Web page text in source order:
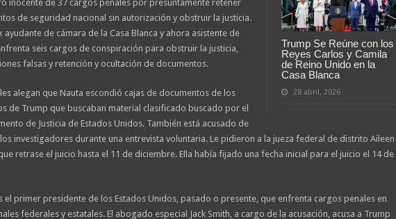
Trump Se Reúne con los
Reyes Carlos y Camila
de Reino Unido en la
Casa Blanca
28 abril, 2026
inocente de 37 cargos penales por presuntamente retener
de seguridad nacional sin autorización y obstruir la justicia.
ayudante de cámara de la Casa Blanca y ahora asistente de
seis cargos de conspiración para obstruir la justicia,
falsas y retención y ocultación de documentos.
alegan que Nauta escondió cajas de documentos de los
de Trump que buscaban material clasificado buscado por el
de Justicia de Estados Unidos. También está acusado de
investigadores durante una entrevista voluntaria. Le pidieron a la jueza federal de distrito Aileen
retrase el juicio hasta el 11 de diciembre. Ella había fijado una fecha inicial para el juicio el 14 de
el primer presidente de los Estados Unidos, pasado o presente, que enfrenta cargos penales en
federales y estatales. El abogado especial Jack Smith, a cargo de la acusación, acusa a Trump